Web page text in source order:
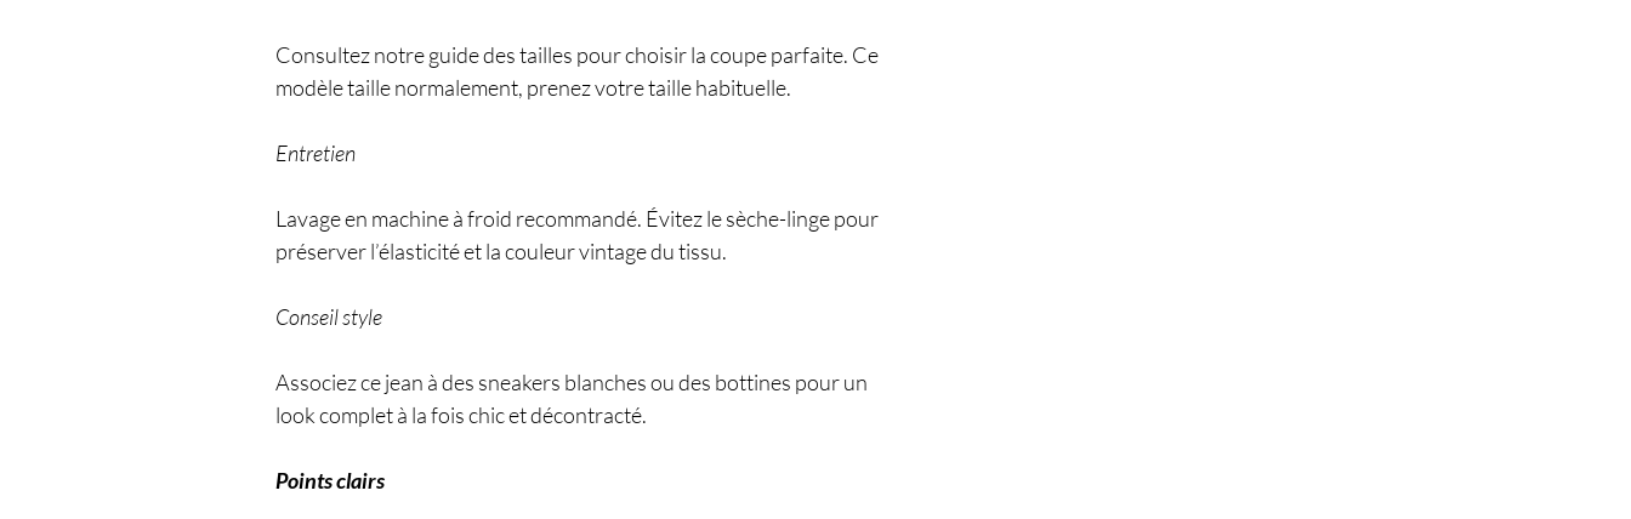
Consultez notre guide des tailles pour choisir la coupe parfaite. Ce
modèle taille normalement, prenez votre taille habituelle.
Entretien
Lavage en machine à froid recommandé. Évitez le sèche-linge pour
préserver l’élasticité et la couleur vintage du tissu.
Conseil style
Associez ce jean à des sneakers blanches ou des bottines pour un
look complet à la fois chic et décontracté.
Points clairs